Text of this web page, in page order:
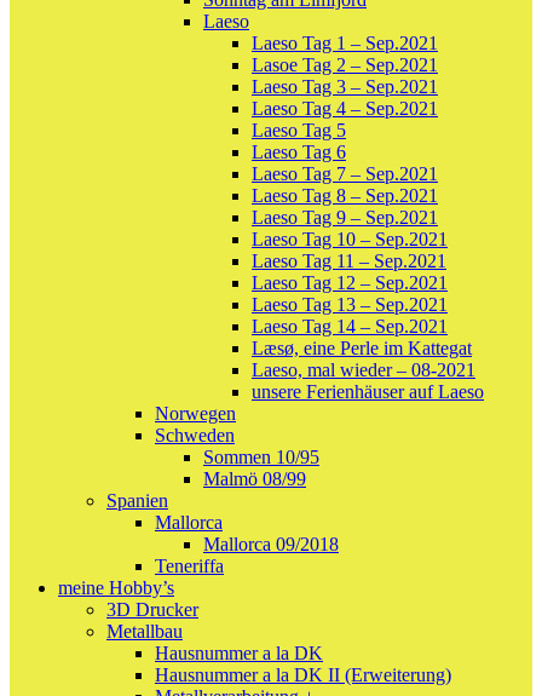
Laeso
Laeso Tag 1 – Sep.2021
Lasoe Tag 2 – Sep.2021
Laeso Tag 3 – Sep.2021
Laeso Tag 4 – Sep.2021
Laeso Tag 5
Laeso Tag 6
Laeso Tag 7 – Sep.2021
Laeso Tag 8 – Sep.2021
Laeso Tag 9 – Sep.2021
Laeso Tag 10 – Sep.2021
Laeso Tag 11 – Sep.2021
Laeso Tag 12 – Sep.2021
Laeso Tag 13 – Sep.2021
Laeso Tag 14 – Sep.2021
Læsø, eine Perle im Kattegat
Laeso, mal wieder – 08-2021
unsere Ferienhäuser auf Laeso
Norwegen
Schweden
Sommen 10/95
Malmö 08/99
Spanien
Mallorca
Mallorca 09/2018
Teneriffa
meine Hobby’s
3D Drucker
Metallbau
Hausnummer a la DK
Hausnummer a la DK II (Erweiterung)